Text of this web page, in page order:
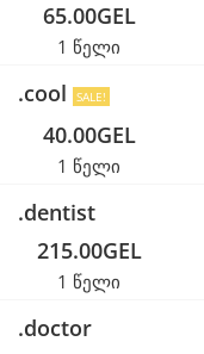
65.00GEL
1 წელი
.cool SALE!
40.00GEL
1 წელი
.dentist
215.00GEL
1 წელი
.doctor